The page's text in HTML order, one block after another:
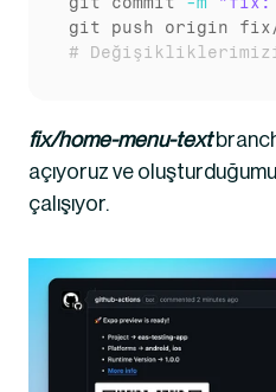
git
#
fix/home-menu-text
açıyoruz ve
çalışıyor.